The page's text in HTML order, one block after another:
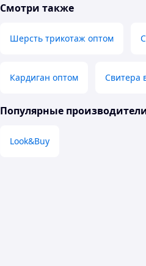
Смотри также
Шерсть трикотаж оптом
Кардиган оптом Свитера
Популярные
Look&Buy